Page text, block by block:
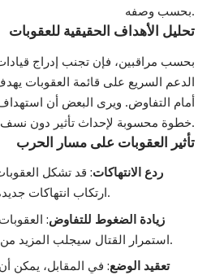
بحسب وصفه.
تحليل الأهداف الحقيقية للعقوبات
بحسب مراقبين، فإن تجنب إدراج
الدعم السريع على قائمة العقوبات
أمام التفاوض. ويرى البعض أن
خطوة محسوبة لإحداث تأثير دون نسف فرص الحل السلمي.
تأثير العقوبات على مسار الحرب
ردع الانتهاكات: قد تشكل
ارتكاب انتهاكات جديدة تخضعهم للمساءلة الدولية.
زيادة الضغوط للتفاوض:
استمرار القتال سيجلب المزيد من التبعات للأطراف المتحاربة.
تعقيد الوضع: في المقابل، يمكن